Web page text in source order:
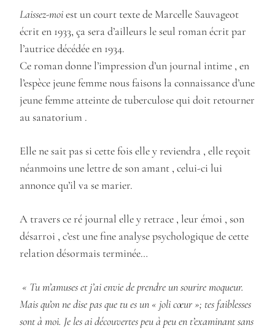
Laissez-moiest un court texte de Marcelle Sauvageot
écrit en 1933, ça sera d’ailleurs le seul roman écrit par
l’autrice décédée en 1934.
Ce roman donne l’impression d’un journal intime , en
l’espèce jeune femme nous faisons la connaissance d’une
jeune femme atteinte de tuberculose qui doit retourner
au sanatorium .
Elle ne sait pas si cette fois elle y reviendra , elle reçoit
néanmoins une lettre de son amant , celui-ci lui
annonce qu’il va se marier.
A travers ce ré journal elle y retrace , leur émoi , son
désarroi , c’est une fine analyse psychologique de cette
relation désormais terminée…
« Tu m’amuses et j’ai envie de prendre un sourire moqueur.
Mais qu’on ne dise pas que tu es un « joli cœur »; tes faiblesses
sont à moi. Je les ai découvertes peu à peu en t’examinant sans